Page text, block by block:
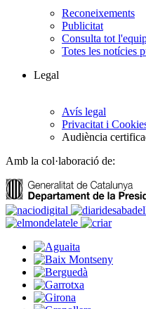
Reconeixements
Publicitat
Consulta tot
Totes les notícies
Legal
Avís legal
Privacitat i
Audiència
Amb la col·laboració de: